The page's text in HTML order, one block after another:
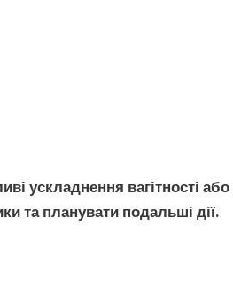
ускладнення вагітності або
та планувати подальші дії.